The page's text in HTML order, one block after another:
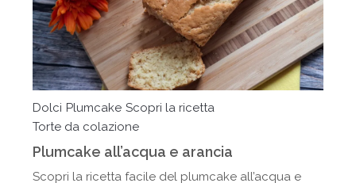
Dolci Plumcake Scopri la ricetta
Torte da colazione
Plumcake all’acqua e arancia
Scopri la ricetta facile del plumcake all’acqua e